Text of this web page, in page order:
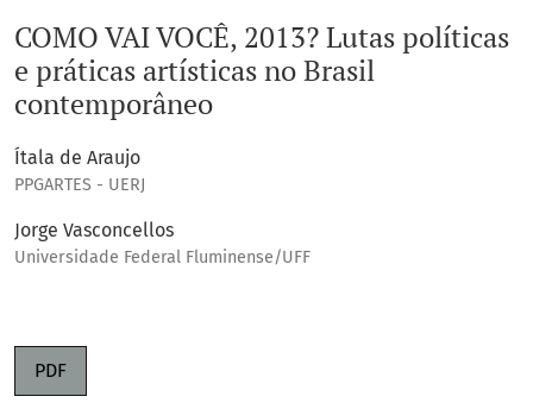
COMO VAI VOCÊ, 2013? Lutas políticas
e práticas artísticas no Brasil
contemporâneo
Ítala de Araujo
PPGARTES - UERJ
Jorge Vasconcellos
Universidade Federal Fluminense/UFF
PDF